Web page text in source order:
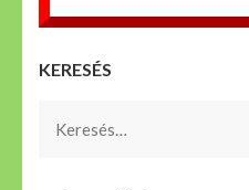
KERESÉS
Keresés: